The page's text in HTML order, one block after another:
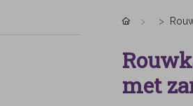
met